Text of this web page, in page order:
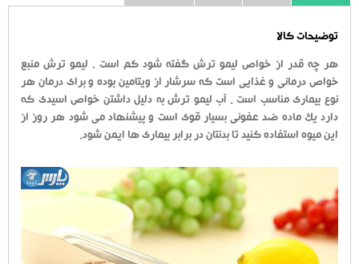
توضیحات کالا
هر چه قدر از خواص لیمو ترش گفته شود کم است ، لیمو ترش منبع
خواص درمانی و غذایی است که سرشار از ویتامین بوده و برای درمان هر
نوع بیماری مناسب است . آب لیمو ترش به دلیل داشتن خواص اسیدی که
دارد یک ماده ضد عفونی بسیار قوی است و پیشنهاد می شود هر روز از
این میوه استفاده کنید تا بدنتان در برابر بیماری ها ایمن شود.